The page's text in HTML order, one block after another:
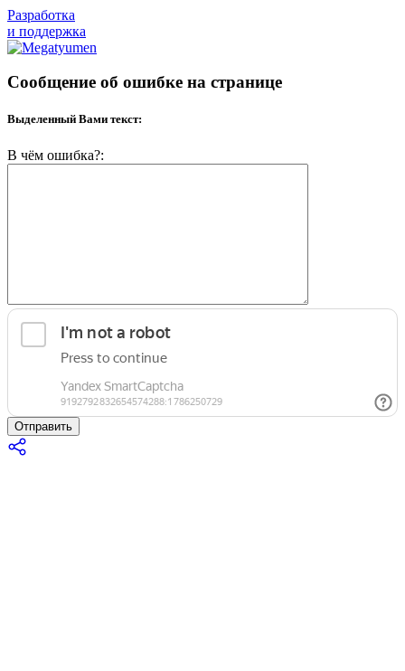
Разработка
и поддержка
Сообщение об ошибке на странице
Выделенный Вами текст:
В чём ошибка?:
Отправить